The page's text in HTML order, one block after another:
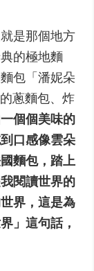
是那個地方
的極地麵
包「潘妮朵
蔥麵包、炸
個個美味的
口感像雲朵
麵包，踏上
閱讀世界的
界，這是為
」這句話，